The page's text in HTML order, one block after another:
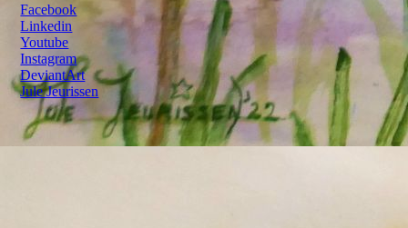
Facebook
Linkedin
Youtube
Instagram
DeviantArt
Jule Jeurissen